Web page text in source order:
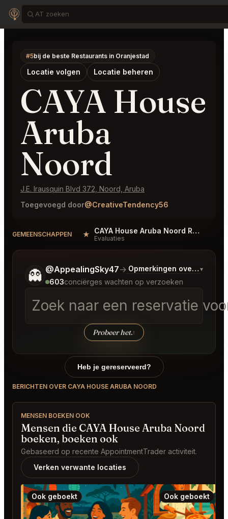
#5bij de beste Restaurants in Oranjestad
Locatie volgen Locatie beheren
CAYA House
Aruba
Noord
J.E. Irausquin Blvd 372, Noord, Aruba
Toegevoegd door@CreativeTendency56
GEMEENSCHAPPEN ★ CAYA House Aruba Noord Reviews
Evaluaties
👻 @AppealingSky47→ Opmerkingen over Laatste
▾
603conciërges wachten op verzoeken
Zoek naar een reservatie
Probeer het.↑
Vertel me wat je wilt.
Heb je gereserveerd?
BERICHTEN OVER CAYA HOUSE ARUBA NOORD
MENSEN BOEKEN OOK
Mensen die CAYA House Aruba Noord
boeken, boeken ook
Gebaseerd op recente AppointmentTrader activiteit.
Verken verwante locaties
Ook geboekt Ook geboekt